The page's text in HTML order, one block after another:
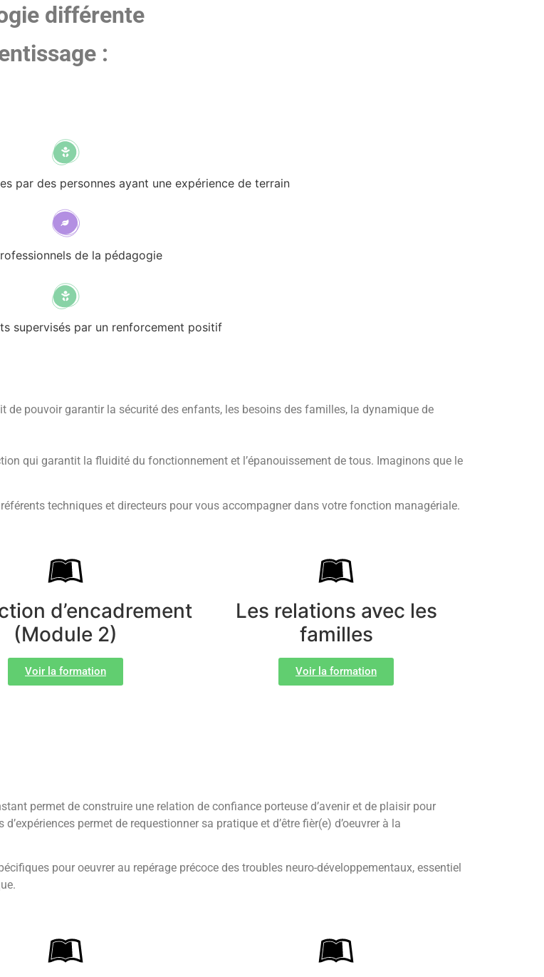
différente
:
par des personnes ayant une expérience de terrain
de la pédagogie
supervisés par un renforcement positif
de pouvoir garantir la sécurité des enfants, les besoins des familles, la dynamique de
qui garantit la fluidité du fonctionnement et l’épanouissement de tous. Imaginons que le
techniques et directeurs pour vous accompagner dans votre fonction managériale.
d’encadrement
(Module 2)
Voir la formation
Les relations avec les
familles
Voir la formation
permet de construire une relation de confiance porteuse d’avenir et de plaisir pour
permet de requestionner sa pratique et d’être fièr(e) d’oeuvrer à la
pour oeuvrer au repérage précoce des troubles neuro-développementaux, essentiel